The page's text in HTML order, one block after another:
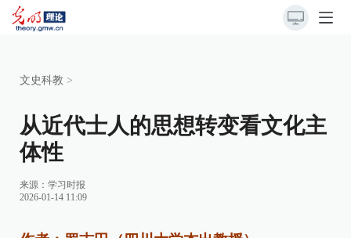
文史科教 >
从近代士人的思想转变看文化主
体性
来源： 学习时报
2026-01-14 11:09